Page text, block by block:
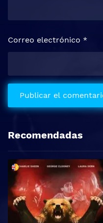
Correo electrónico *
Recomendadas